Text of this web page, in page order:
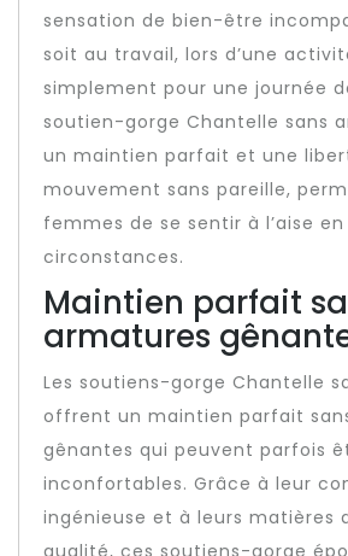
sensation de bien-être
soit au travail, lors d’une
simplement pour une journée
soutien-gorge Chantelle sans
un maintien parfait et une
mouvement sans pareille,
femmes de se sentir à l’aise
circonstances.
Maintien parfait
armatures
Les soutiens-gorge Chantelle
offrent un maintien parfait
gênantes qui peuvent parfois
inconfortables. Grâce à leur
ingénieuse et à leurs matières
qualité, ces soutiens-gorge